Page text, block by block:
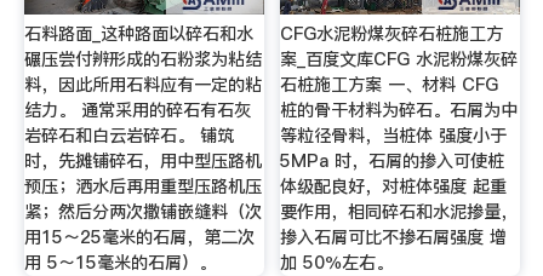
石料路面_这种路面以碎石和水
碾压尝付辨形成的石粉浆为粘结
料，因此所用石料应有一定的粘
结力。 通常采用的碎石有石灰
岩碎石和白云岩碎石。 铺筑
时，先摊铺碎石，用中型压路机
预压；洒水后再用重型压路机压
紧；然后分两次撒铺嵌缝料（次
用15～25毫米的石屑，第二次
用 5～15毫米的石屑）。
CFG水泥粉煤灰碎石桩施工方
案_百度文库CFG 水泥粉煤灰碎
石桩施工方案 一、材料 CFG
桩的骨干材料为碎石。石屑为中
等粒径骨料，当桩体 强度小于
5MPa 时，石屑的掺入可使桩
体级配良好，对桩体强度 起重
要作用，相同碎石和水泥掺量，
掺入石屑可比不掺石屑强度 增
加 50％左右。